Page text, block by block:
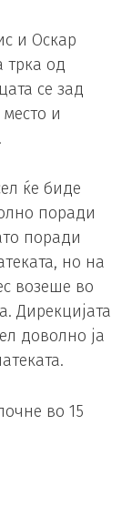
и Оскар
трка од
се зад
и
ќе биде
поради
поради
но на
возеше во
Дирекцијата
доволно ја
во 15